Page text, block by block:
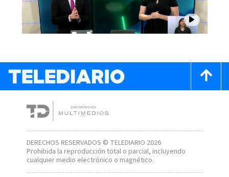
DERECHOS RESERVADOS © TELEDIARIO 2026
Prohibida la reproducción total o parcial, incluyendo
cualquier medio electrónico o magnético.